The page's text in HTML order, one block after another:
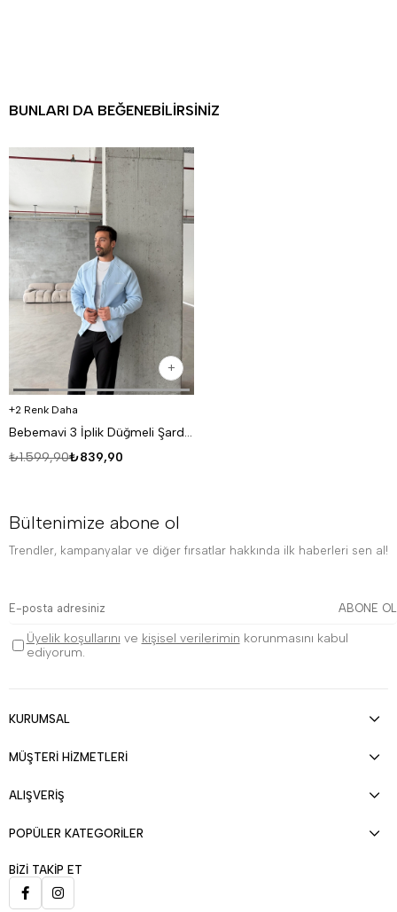
BUNLARI DA BEĞENEBILIRSINIZ
2 Renk Daha
Bebemavi 3 İplik Düğmeli Şardonlu DISORDER Baskılı Hırka VS
₺839,90
₺1.599,90
Bültenimize abone ol
Trendler, kampanyalar ve diğer fırsatlar hakkında ilk haberleri sen al!
ABONE OL
Üyelik koşullarını ve kişisel verilerimin korunmasını kabul
ediyorum.
KURUMSAL
MÜŞTERİ HİZMETLERİ
ALIŞVERİŞ
POPÜLER KATEGORİLER
BİZİ TAKİP ET